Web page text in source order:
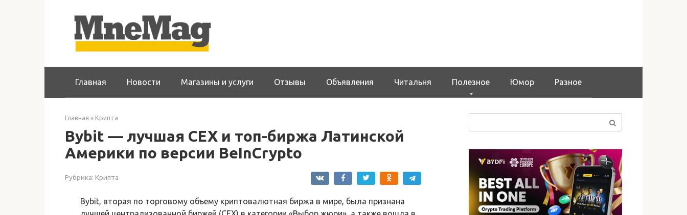
Главная Новости Магазины и услуги Отзывы Объявления Читальня Полезное Юмор Разное
Главная » Крипта
Bybit — лучшая CEX и топ-биржа Латинской
Америки по версии BeInCrypto
Рубрика: Крипта
Bybit, вторая по торговому объему криптовалютная биржа в мире, была признана